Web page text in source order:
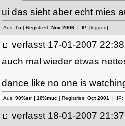
ui das sieht aber echt mies
Aus: Tü| Registriert: Nov 2006| IP: [logged]
verfasst 17-01-2007
auch mal wieder etwas
dance like no one is
Aus: 90%str | 10%muc | Registriert: Oct 2001| IP:
verfasst 18-01-2007